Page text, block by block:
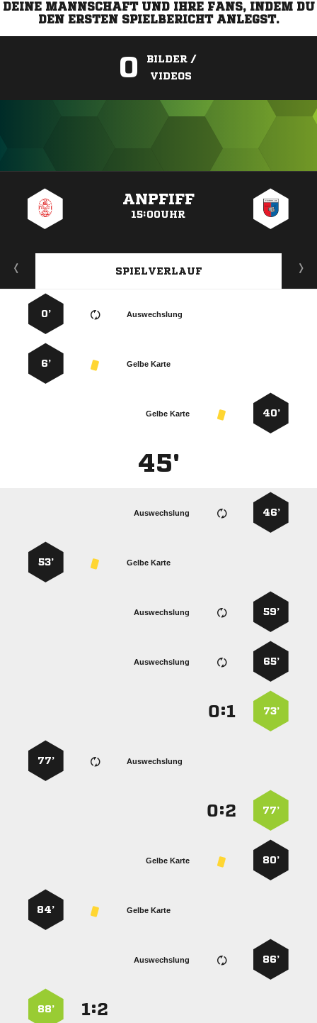
DEINE MANNSCHAFT UND IHRE FANS, INDEM DU
DEN ERSTEN SPIELBERICHT ANLEGST.
0
BILDER /
VIDEOS
ANPFIFF
15:00UHR
SPIELVERLAUF
Auswechslung
0’
Gelbe Karte
6’
40’
Gelbe Karte
45'
46’
Auswechslung
Gelbe Karte
53’
59’
Auswechslung
65’
Auswechslung
73’
:
Auswechslung
77’
77’
:
80’
Gelbe Karte
Gelbe Karte
84’
86’
Auswechslung
:
88’